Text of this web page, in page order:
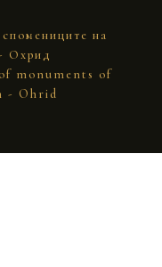
на
Охрид
monuments of
- Ohrid